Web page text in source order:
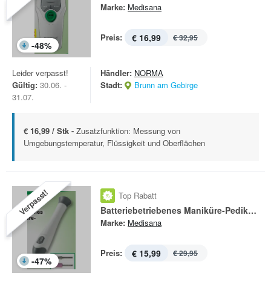
-48%
Marke: Medisana
Preis: € 16,99 € 32,95
Leider verpasst!
Gültig: 30.06. -
31.07.
Händler: NORMA
Stadt:
Brunn am Gebirge
€ 16,99 / Stk - Zusatzfunktion: Messung von
Umgebungstemperatur, Flüssigkeit und Oberflächen
Verpasst!
-47%
Top Rabatt
Batteriebetriebenes Maniküre-Pediküre-Set MP 810
Marke: Medisana
Preis: € 15,99 € 29,95